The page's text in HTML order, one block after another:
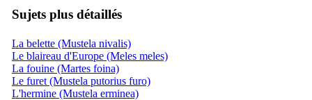
Sujets plus détaillés
La belette (Mustela nivalis)
Le blaireau d'Europe (Meles meles)
La fouine (Martes foina)
Le furet (Mustela putorius furo)
L'hermine (Mustela erminea)